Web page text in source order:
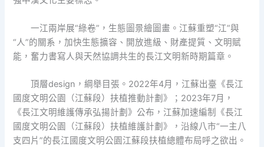
一江兩岸展“綠卷”，生態圖景繪圖畫。江蘇重塑“江”與
“人”的關系，加快生態擴容、開放進級、財產提質、文明賦
能，奮力書寫人與天然協調共生的長江文明新時期篇章。
頂層design，綱舉目張。2022年4月，江蘇出臺《長江
國度文明公園（江蘇段）扶植推動計劃》；2023年7月，
《長江文明維護傳承弘揚計劃》公布，江蘇加速編制《長江
國度文明公園（江蘇段）扶植維護計劃》，沿線八市“一主八
支四片”的長江國度文明公園江蘇段扶植總體布局呼之欲出。